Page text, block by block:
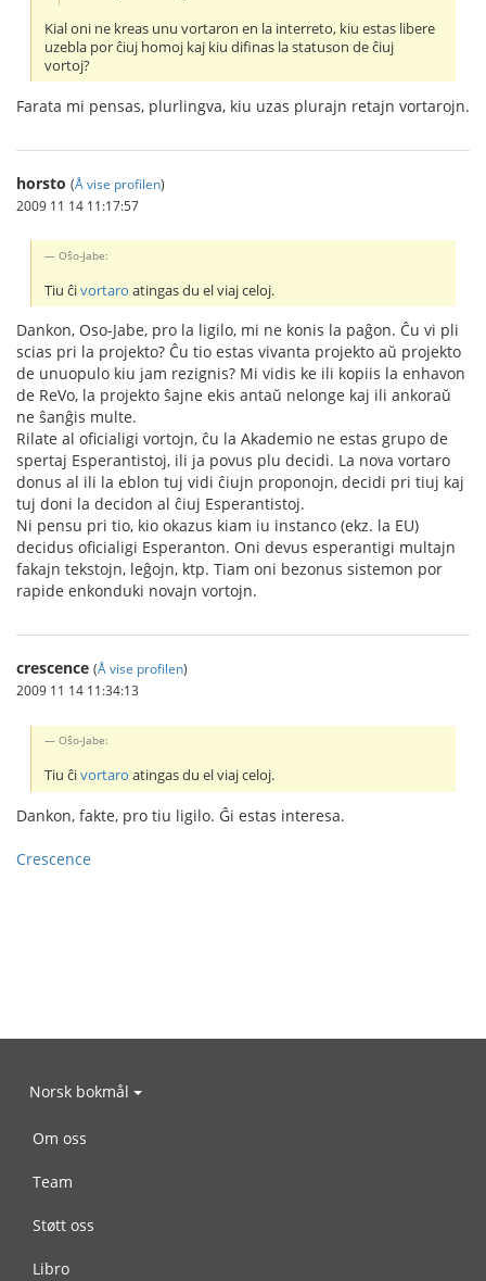
Kial oni ne kreas unu vortaron en la interreto, kiu estas libere
uzebla por ĉiuj homoj kaj kiu difinas la statuson de ĉiuj
vortoj?
Farata mi pensas, plurlingva, kiu uzas plurajn retajn vortarojn.
horsto (Å vise profilen)
2009 11 14 11:17:57
Oŝo-Jabe:
Tiu ĉivortaro atingas du el viaj celoj.
Dankon, Oso-Jabe, pro la ligilo, mi ne konis la paĝon. Ĉu vi pli
scias pri la projekto? Ĉu tio estas vivanta projekto aŭ projekto
de unuopulo kiu jam rezignis? Mi vidis ke ili kopiis la enhavon
de ReVo, la projekto ŝajne ekis antaŭ nelonge kaj ili ankoraŭ
ne ŝanĝis multe.
Rilate al oficialigi vortojn, ĉu la Akademio ne estas grupo de
spertaj Esperantistoj, ili ja povus plu decidi. La nova vortaro
donus al ili la eblon tuj vidi ĉiujn proponojn, decidi pri tiuj kaj
tuj doni la decidon al ĉiuj Esperantistoj.
Ni pensu pri tio, kio okazus kiam iu instanco (ekz. la EU)
decidus oficialigi Esperanton. Oni devus esperantigi multajn
fakajn tekstojn, leĝojn, ktp. Tiam oni bezonus sistemon por
rapide enkonduki novajn vortojn.
crescence (Å vise profilen)
2009 11 14 11:34:13
Oŝo-Jabe:
Tiu ĉivortaro atingas du el viaj celoj.
Dankon, fakte, pro tiu ligilo. Ĝi estas interesa.
Crescence
Norsk bokmål
Om oss
Team
Støtt oss
Libro